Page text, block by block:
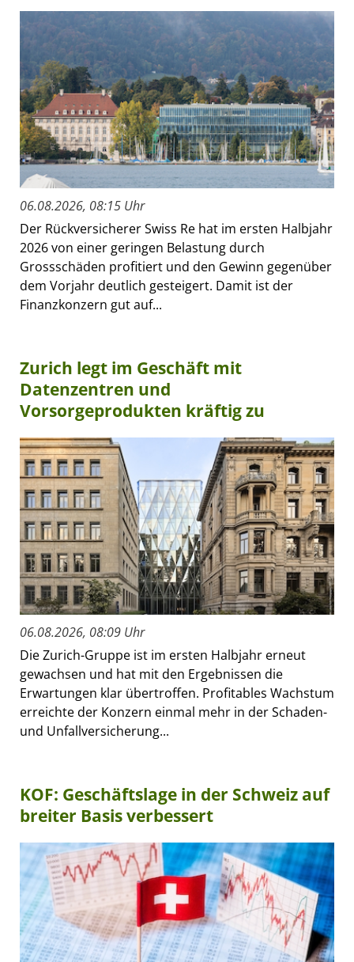
06.08.2026, 08:15 Uhr
Der Rückversicherer Swiss Re hat im ersten Halbjahr
2026 von einer geringen Belastung durch
Grossschäden profitiert und den Gewinn gegenüber
dem Vorjahr deutlich gesteigert. Damit ist der
Finanzkonzern gut auf...
Zurich legt im Geschäft mit
Datenzentren und
Vorsorgeprodukten kräftig zu
06.08.2026, 08:09 Uhr
Die Zurich-Gruppe ist im ersten Halbjahr erneut
gewachsen und hat mit den Ergebnissen die
Erwartungen klar übertroffen. Profitables Wachstum
erreichte der Konzern einmal mehr in der Schaden-
und Unfallversicherung...
KOF: Geschäftslage in der Schweiz auf
breiter Basis verbessert